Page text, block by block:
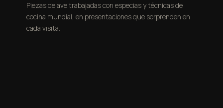
Piezas de ave trabajadas con especias y técnicas de
cocina mundial, en presentaciones que sorprenden en
cada visita.